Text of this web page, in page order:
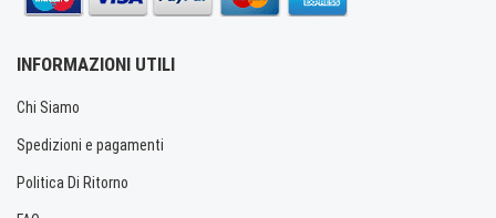
INFORMAZIONI UTILI
Chi Siamo
Spedizioni e pagamenti
Politica Di Ritorno